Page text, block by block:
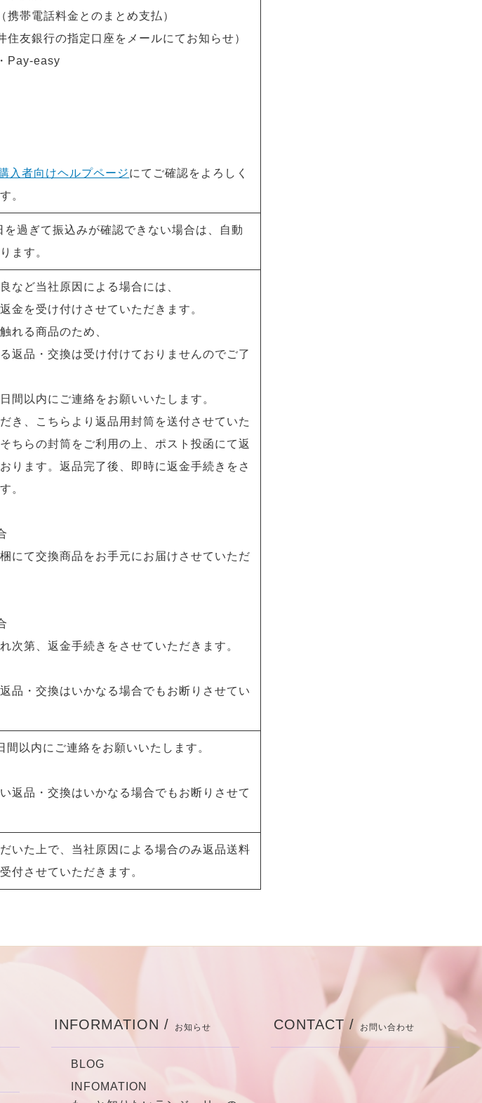
携帯電話料金とのまとめ支払）
住友銀行の指定口座をメールにてお知らせ）
Pay-easy
入者向けヘルプページにてご確認をよろしく
。
を過ぎて振込みが確認できない場合は、自動
ます。
など当社原因による場合には、
金を受け付けさせていただきます。
れる商品のため、
返品・交換は受け付けておりませんのでご了
間以内にご連絡をお願いいたします。
き、こちらより返品用封筒を送付させていた
ちらの封筒をご利用の上、ポスト投函にて返
ります。返品完了後、即時に返金手続きをさ
。
にて交換商品をお手元にお届けさせていただ
次第、返金手続きをさせていただきます。
品・交換はいかなる場合でもお断りさせてい
間以内にご連絡をお願いいたします。
返品・交換はいかなる場合でもお断りさせて
いた上で、当社原因による場合のみ返品送料
付させていただきます。
INFORMATION / お知らせ
BLOG
INFOMATION
CONTACT / お問い合わせ